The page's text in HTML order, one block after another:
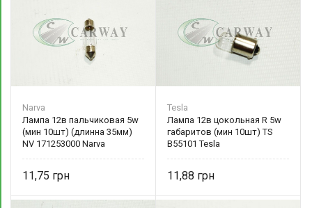
Narva
Лампа 12в пальчиковая 5w
(мин 10шт) (длинна 35мм)
NV 171253000 Narva
11,75
Tesla
Лампа 12в цокольная R 5w
габаритов (мин 10шт) TS
B55101 Tesla
11,88